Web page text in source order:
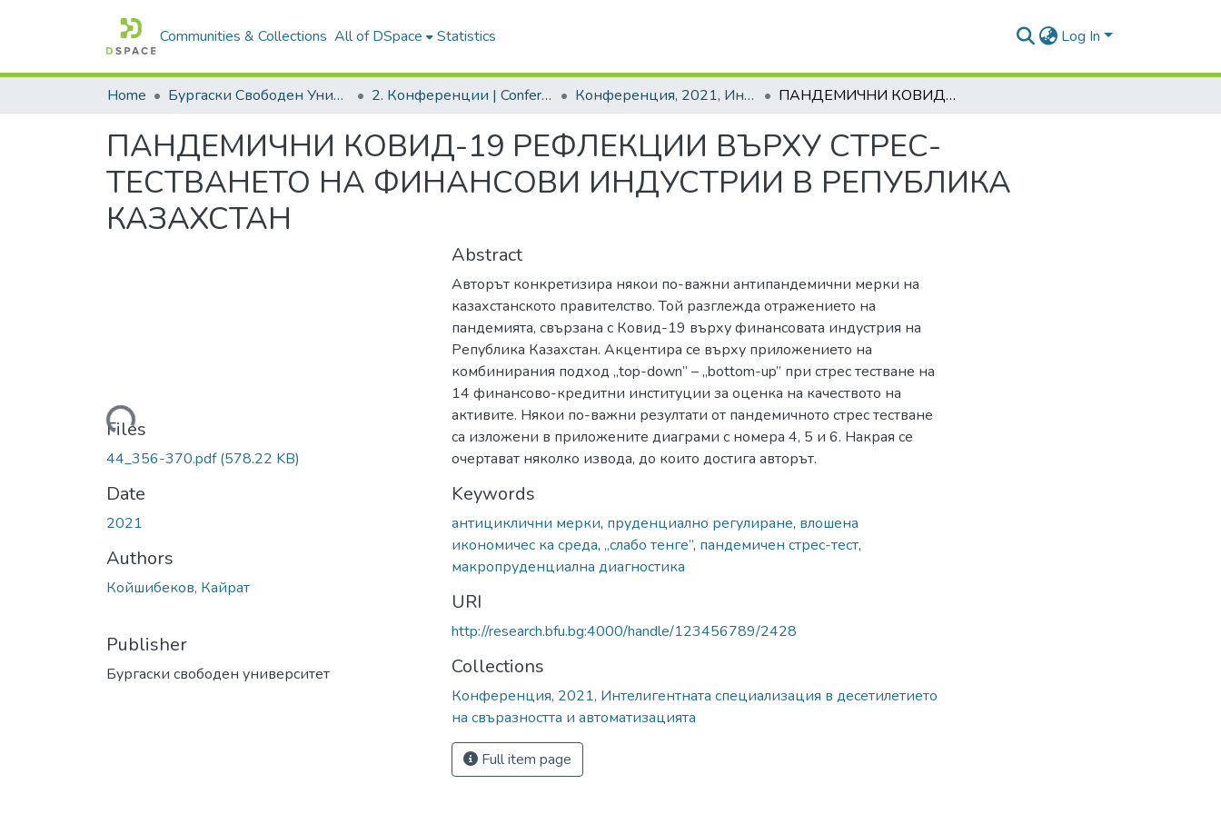
Communities & Collections All of DSpace Statistics Log In
Home Бургаски Свободен Университет | Burgas Free University 2. Конференции | Conferences Конференция, 2021, Интелигентната специализация в десетилетието на свъразността и автоматизацията ПАНДЕМИЧНИ КОВИД-19 РЕФЛЕКЦИИ ВЪРХУ СТРЕС-ТЕСТВАНЕТО НА ФИНАНСОВИ ИНДУСТРИИ В РЕПУБЛИКА КАЗАХСТАН
ПАНДЕМИЧНИ КОВИД-19 РЕФЛЕКЦИИ ВЪРХУ СТРЕС-
ТЕСТВАНЕТО НА ФИНАНСОВИ ИНДУСТРИИ В РЕПУБЛИКА
КАЗАХСТАН
Loading...
Files
44_356-370.pdf(578.22 KB)
Date
2021
Authors
Койшибеков, Кайрат
Publisher
Бургаски свободен университет
Abstract
Авторът конкретизира някои по-важни антипандемични мерки на
казахстанското правителство. Той разглежда отражението на
пандемията, свързана с Ковид-19 върху финансовата индустрия на
Република Казахстан. Акцентира се върху приложението на
комбинирания подход „top-down” – „bottom-up” при стрес тестване на
14 финансово-кредитни институции за оценка на качеството на
активите. Някои по-важни резултати от пандемичното стрес тестване
са изложени в приложените диаграми с номера 4, 5 и 6. Накрая се
очертават няколко извода, до които достига авторът.
Keywords
антициклични мерки, пруденциално регулиране, влошена
икономичес ка среда, „слабо тенге”, пандемичен стрес-тест,
макропруденциална диагностика
URI
http://research.bfu.bg:4000/handle/123456789/2428
Collections
Конференция, 2021, Интелигентната специализация в десетилетието
на свъразността и автоматизацията
Full item page